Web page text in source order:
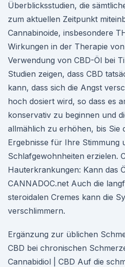
Überblicksstudien, die
zum aktuellen Zeitpunkt
Cannabinoide, insbesondere
Wirkungen in der Therapie
Verwendung von CBD-Öl bei
Studien zeigen, dass CBD
kann, dass sich die Angst
hoch dosiert wird, so dass es
konservativ zu beginnen und
allmählich zu erhöhen, bis Sie
Ergebnisse für Ihre Stimmung
Schlafgewohnheiten erzielen.
Hauterkrankungen: Kann das
CANNADOC.net Auch die
steroidalen Cremes kann die
verschlimmern.
Ergänzung zur üblichen
CBD bei chronischen
Cannabidiol | CBD Auf die